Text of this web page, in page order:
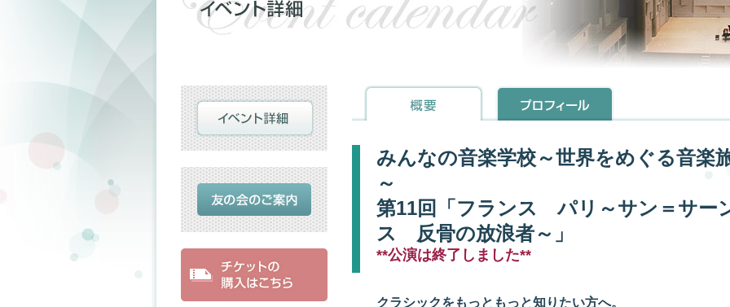
みんなの音楽学校～世界をめぐる音楽
～
第11回「フランス パリ～サン＝サー
ス 反骨の放浪者～」
**公演は終了しました**
クラシックをもっともっと知りたい方へ。